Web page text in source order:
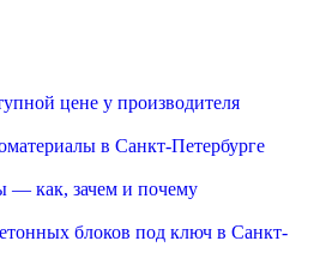
цене у производителя
в Санкт-Петербурге
— как, зачем и почему
блоков под ключ в Санкт-